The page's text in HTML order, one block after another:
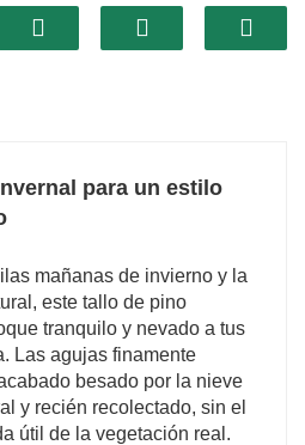
48C mide 48 cm y luce un
que añade un toque
una excelente opción
tan versátil que se adapta
lo que la
para un estilo
mañanas de invierno y la
este tallo de pino
tranquilo y nevado a tus
Las agujas finamente
besado por la nieve
y recién recolectado, sin el
útil de la vegetación real.